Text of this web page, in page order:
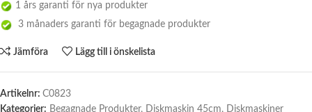
1 års garanti för nya produkter
3 månaders garanti för begagnade produkter
Jämföra Lägg till i önskelista
Artikelnr: C0823
Kategorier: Begagnade Produkter, Diskmaskin 45cm, Diskmaskiner